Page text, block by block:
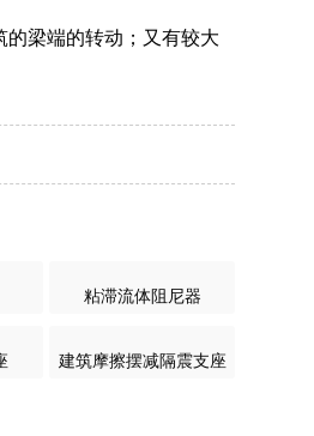
梁端的转动；又有较大
粘滞流体阻尼器
建筑摩擦摆减隔震支座